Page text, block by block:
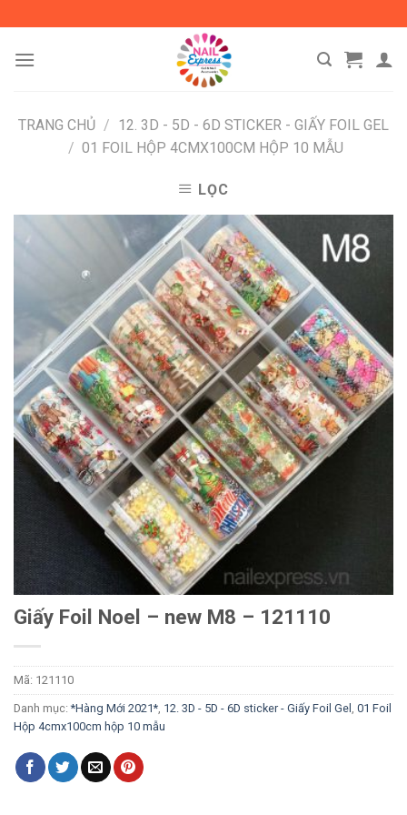
content
TRANG CHỦ / 12. 3D - 5D - 6D STICKER - GIẤY FOIL GEL
/ 01 FOIL HỘP 4CMX100CM HỘP 10 MẪU
LỌC
Giấy Foil Noel – new M8 – 121110
Mã: 121110
Danh mục:*Hàng Mới 2021*, 12. 3D - 5D - 6D sticker - Giấy Foil Gel , 01 Foil
Hộp 4cmx100cm hộp 10 mẫu